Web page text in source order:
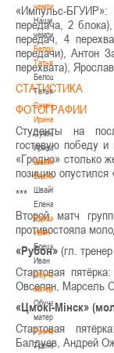
чемпионы
Наши
чемпионы
Белошапко
Татьяна
Белошапко
Татьяна
Сумникова
Ирина
Сумникова
Ирина
Швайбович
Елена
Швайбович
Елена
Едешко
Иван
Едешко
Иван
Обучающие
материалы
Обучающие
материалы
Тренерам
Тренерам
«Импульс-
передача, 2
передач, 4
передачи), Антон
перехвата),
СТАТИСТИКА
ФОТОГРАФИИ
Студенты на
гостевую победу
«Гродно» столько
позицию опустился
***
Второй матч
противостояла
«Рубон» (гл.
Стартовая
Овсепян, Марсель
«Цмокі-Мінск»
Стартовая
Балдуев, Андрей